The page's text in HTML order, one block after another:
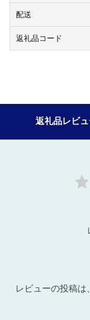
配送
返礼品コード
返礼品レビ
レビューの投稿は